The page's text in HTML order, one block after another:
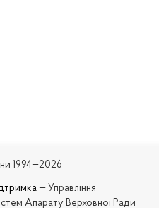
1994—2026
— Управління
Апарату Верховної Ради